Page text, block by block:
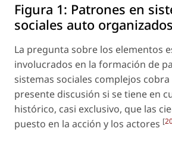
Figura 1: Patrones en
sociales auto organizados
La pregunta sobre los elementos
involucrados en la formación de
sistemas sociales complejos
presente discusión si se tiene en
histórico, casi exclusivo, que las
puesto en la acción y los actores [